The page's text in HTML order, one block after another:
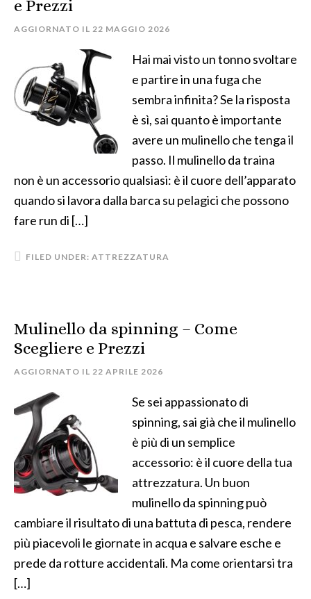
e Prezzi
AGGIORNATO IL 22 MAGGIO 2026
Hai mai visto un tonno svoltare
e partire in una fuga che
sembra infinita? Se la risposta
è sì, sai quanto è importante
avere un mulinello che tenga il
passo. Il mulinello da traina
non è un accessorio qualsiasi: è il cuore dell’apparato
quando si lavora dalla barca su pelagici che possono
fare run di […]
FILED UNDER: ATTREZZATURA
Mulinello da spinning – Come
Scegliere e Prezzi
AGGIORNATO IL 22 APRILE 2026
Se sei appassionato di
spinning, sai già che il mulinello
è più di un semplice
accessorio: è il cuore della tua
attrezzatura. Un buon
mulinello da spinning può
cambiare il risultato di una battuta di pesca, rendere
più piacevoli le giornate in acqua e salvare esche e
prede da rotture accidentali. Ma come orientarsi tra
[…]